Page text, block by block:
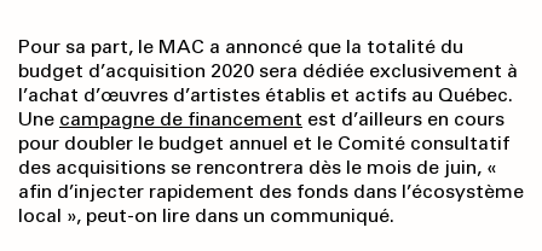
Pour sa part, le MAC a annoncé que la totalité du
budget d’acquisition 2020 sera dédiée exclusivement à
l’achat d’œuvres d’artistes établis et actifs au Québec.
Une campagne de financement est d’ailleurs en cours
pour doubler le budget annuel et le Comité consultatif
des acquisitions se rencontrera dès le mois de juin, «
afin d’injecter rapidement des fonds dans l’écosystème
local », peut-on lire dans un communiqué.